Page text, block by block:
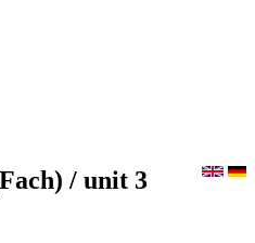
/ unit 3